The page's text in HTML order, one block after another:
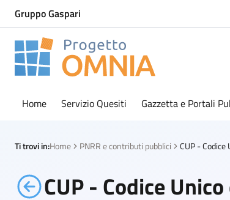
Gruppo Gaspari
Progetto Omnia
Home Servizio Quesiti Gazzetta e Portali
Ti trovi in:Home PNRR e contributi pubblici CUP -
CUP - Codice